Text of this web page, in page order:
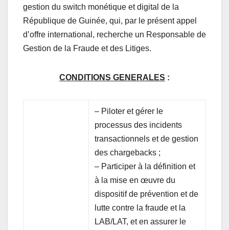
gestion du switch monétique et digital de la
République de Guinée, qui, par le présent appel
d’offre international, recherche un Responsable de
Gestion de la Fraude et des Litiges.
CONDITIONS GENERALES :
– Piloter et gérer le
processus des incidents
transactionnels et de gestion
des chargebacks ;
– Participer à la définition et
à la mise en œuvre du
dispositif de prévention et de
lutte contre la fraude et la
LAB/LAT, et en assurer le